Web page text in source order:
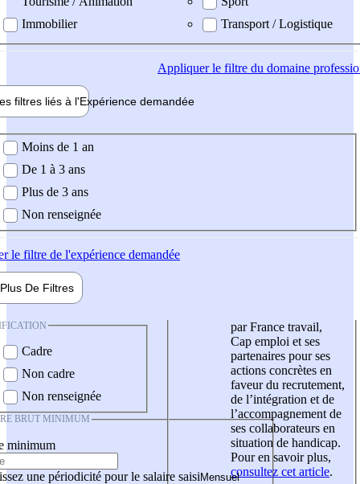
Immobilier
Transport / Logistique
Appliquerle filtre du domaine
filtres liés à l'Expérience demandée
demandée
Moins de 1 an
De 1 à 3 ans
Plus de 3 ans
Non renseignée
le filtre de l'expérience demandée
Plus De Filtres
Cadre
Non cadre
Non renseignée
BRUT MINIMUM
minimum
une périodicité pour le salaire saisi
par France travail,
Cap emploi et ses
partenaires pour ses
actions concrètes en
faveur du recrutement,
de l’intégration et de
l’accompagnement de
ses collaborateurs en
situation de handicap.
Pour en savoir plus,
consultez cet article.